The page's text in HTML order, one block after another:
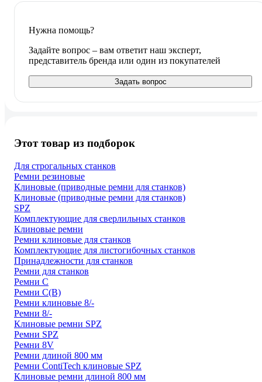
Нужна помощь?
Задайте вопрос – вам ответит наш эксперт,
представитель бренда или один из покупателей
Задать вопрос
Этот товар из подборок
Для строгальных станков
Ремни резиновые
Клиновые (приводные ремни для станков)
Клиновые (приводные ремни для станков)
SPZ
Комплектующие для сверлильных станков
Клиновые ремни
Ремни клиновые для станков
Комплектующие для листогибочных станков
Принадлежности для станков
Ремни для станков
Ремни C
Ремни C(В)
Ремни клиновые 8/-
Ремни 8/-
Клиновые ремни SPZ
Ремни SPZ
Ремни 8V
Ремни длиной 800 мм
Ремни ContiTech клиновые SPZ
Клиновые ремни длиной 800 мм